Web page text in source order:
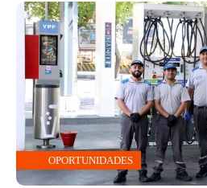
OPORTUNIDADES